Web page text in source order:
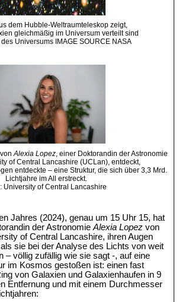
dem Hubble-Weltraumteleskop zeigt,
gleichmäßig im Universum verteilt sind
Universums IMAGE SOURCE NASA
Alexia Lopez, einer Doktorandin der Astronomie
of Central Lancashire (UCLan), entdeckt,
entdeckte – eine Struktur, die sich über 3,3 Mrd.
Lichtjahre im All erstreckt.
University of Central Lancashire
Jahres (2024), genau um 15 Uhr 15, hat
der AstronomieAlexia Lopez von
of Central Lancashire, ihren Augen
sie bei der Analyse des Lichts von weit
– völlig zufällig wie sie sagt -, auf eine
im Kosmos gestoßen ist: einen fast
von Galaxien und Galaxienhaufen in 9
Entfernung und mit einem Durchmesser